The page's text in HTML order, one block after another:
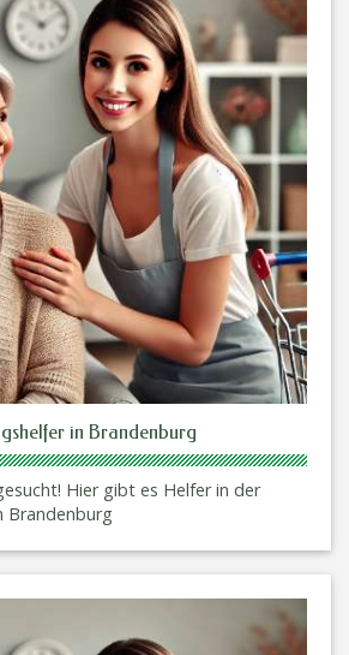
in Brandenburg
Hier gibt es Helfer in der
Brandenburg